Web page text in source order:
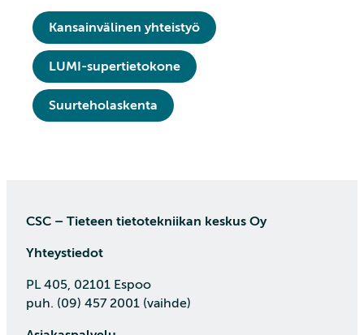
Kansainvälinen yhteistyö
LUMI-supertietokone
Suurteholaskenta
CSC – Tieteen tietotekniikan keskus Oy
Yhteystiedot
PL 405, 02101 Espoo
puh. (09) 457 2001 (vaihde)